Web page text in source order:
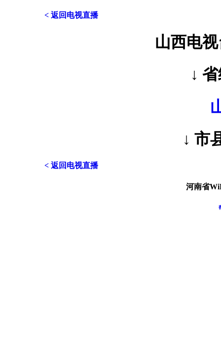
< 返回电视直播
山西电
↓
↓ 市
< 返回电视直播
河南省